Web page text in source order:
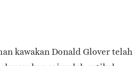
kawakan Donald Glover telah